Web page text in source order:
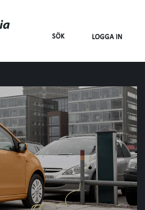
SÖK LOGGA IN